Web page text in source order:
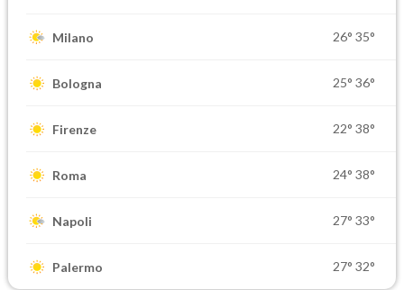
Milano 26° 35°
Bologna 25° 36°
Firenze 22° 38°
Roma 24° 38°
Napoli 27° 33°
Palermo 27° 32°